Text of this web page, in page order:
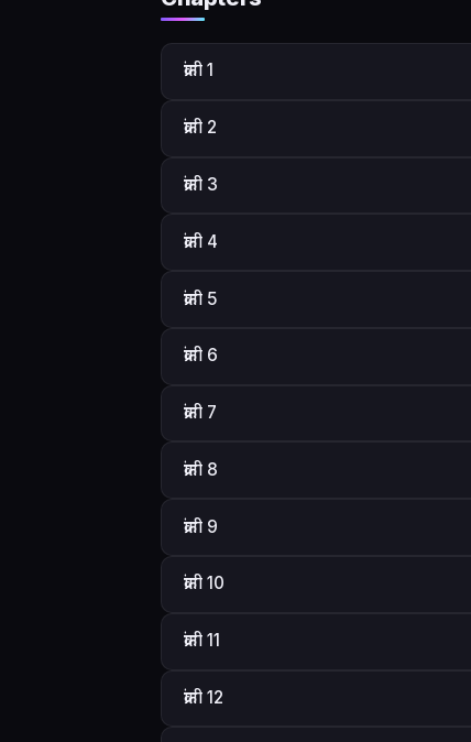
क्रांती 1
क्रांती 2
क्रांती 3
क्रांती 4
क्रांती 5
क्रांती 6
क्रांती 7
क्रांती 8
क्रांती 9
क्रांती 10
क्रांती 11
क्रांती 12